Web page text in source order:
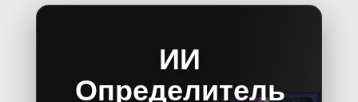
ИИ
Определитель